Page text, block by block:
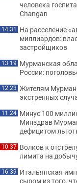
человека
Changan
14:31 На расселение
миллиардов:
застройщиков
13:19 Мурманская
России:
12:23 Жителям
экстренных
11:24 Минус 100
Минздрав
дефицитом
10:37 Волков к
лимита на
16:39 Итальянская
сыром из того,